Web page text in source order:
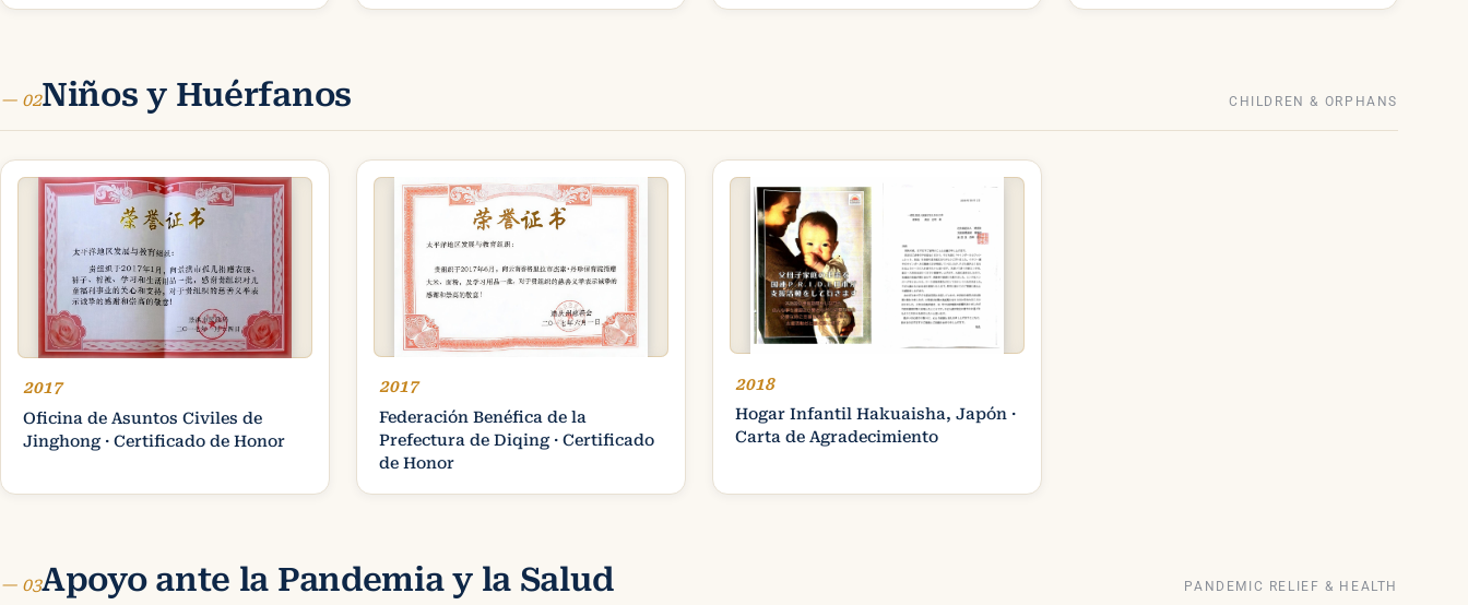
— 02Niños y Huérfanos CHILDREN & ORPHANS
2017
Oficina de Asuntos Civiles de
Jinghong · Certificado de Honor
2017
Federación Benéfica de la
Prefectura de Diqing · Certificado
de Honor
2018
Hogar Infantil Hakuaisha, Japón ·
Carta de Agradecimiento
— 03Apoyo ante la Pandemia y la Salud PANDEMIC RELIEF & HEALTH